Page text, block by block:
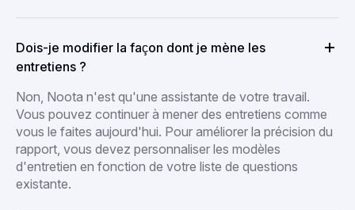
Dois-je modifier la façon dont je mène les
entretiens ?
Non, Noota n'est qu'une assistante de votre travail.
Vous pouvez continuer à mener des entretiens comme
vous le faites aujourd'hui. Pour améliorer la précision du
rapport, vous devez personnaliser les modèles
d'entretien en fonction de votre liste de questions
existante.